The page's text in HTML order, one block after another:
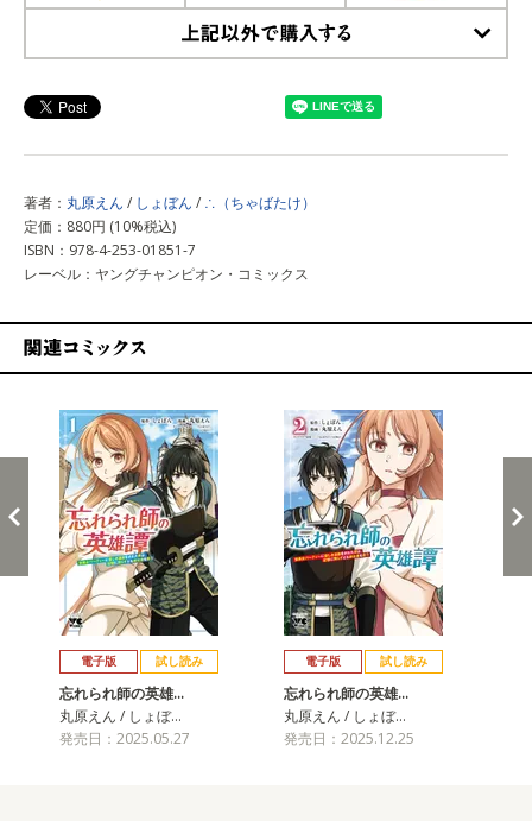
著者： 丸原えん / しょぼん / ∴（ちゃばたけ）
定価：880円 (10%税込)
ISBN：978-4-253-01851-7
レーベル：ヤングチャンピオン・コミックス
電子版 試し読み
忘れられ師の英雄…
丸原えん / しょぼ…
発売日：2025.05.27
電子版 試し読み
忘れられ師の英雄…
丸原えん / しょぼ…
発売日：2025.12.25